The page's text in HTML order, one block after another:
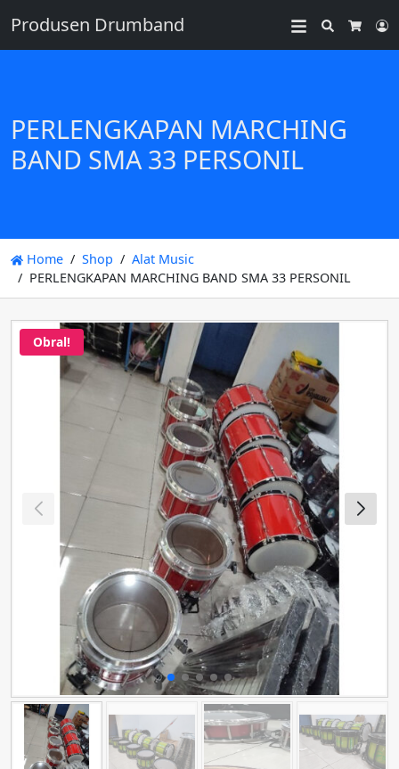
Produsen Drumband
Search
PERLENGKAPAN MARCHING
BAND SMA 33 PERSONIL
Home Shop
Alat Music
PERLENGKAPAN MARCHING BAND SMA 33 PERSONIL
Obral!